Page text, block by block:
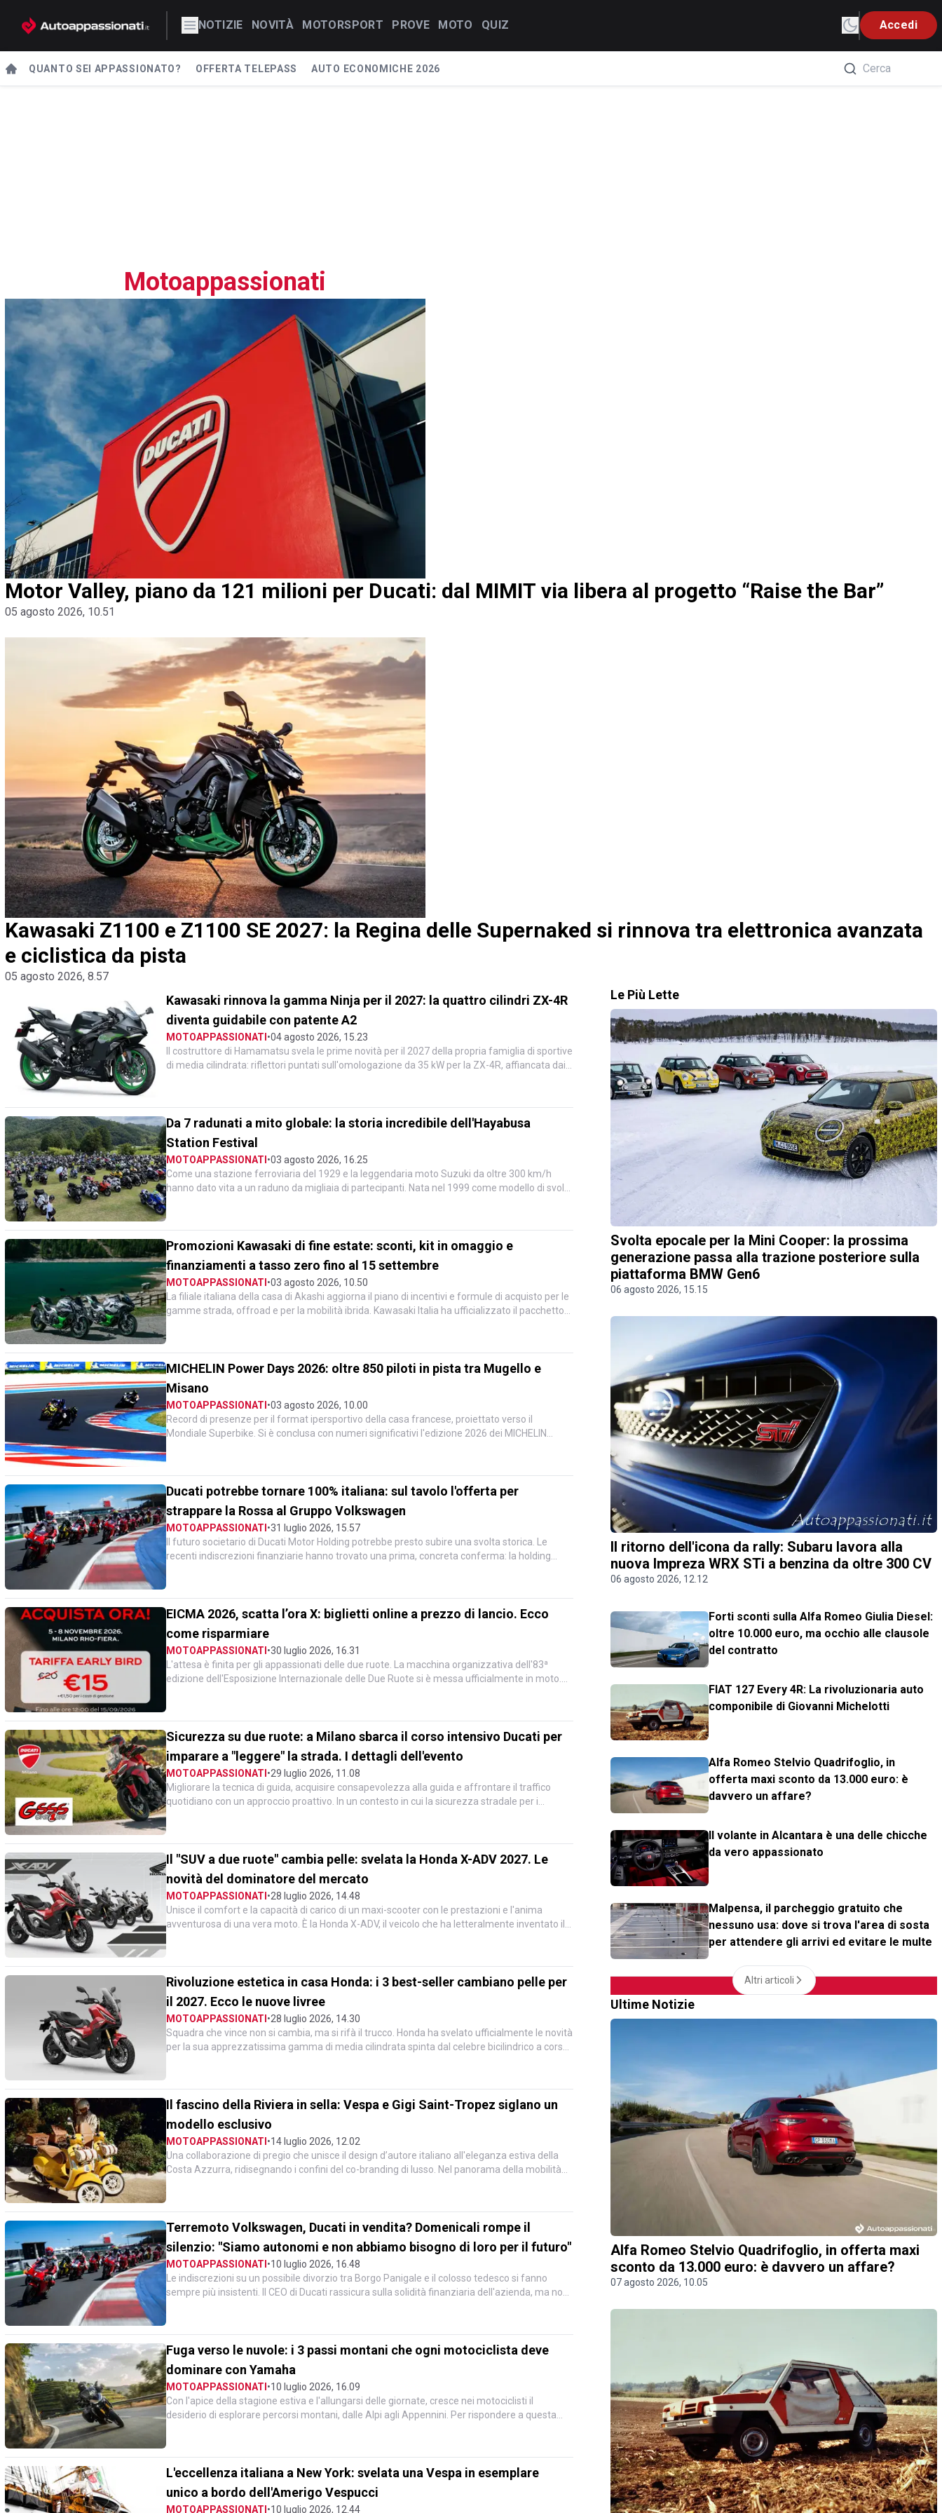
NOTIZIE NOVITÀ MOTORSPORT PROVE MOTO QUIZ Accedi
QUANTO SEI APPASSIONATO? OFFERTA TELEPASS AUTO ECONOMICHE 2026
Motoappassionati
Motor Valley, piano da 121 milioni per Ducati: dal MIMIT via libera al progetto “Raise the Bar”
05 agosto 2026, 10.51
Kawasaki Z1100 e Z1100 SE 2027: la Regina delle Supernaked si rinnova tra elettronica avanzata
e ciclistica da pista
05 agosto 2026, 8.57
Kawasaki rinnova la gamma Ninja per il 2027: la quattro cilindri ZX-4R
diventa guidabile con patente A2
MOTOAPPASSIONATI •04 agosto 2026, 15.23
Il costruttore di Hamamatsu svela le prime novità per il 2027 della propria famiglia di sportive
di media cilindrata: riflettori puntati sull'omologazione da 35 kW per la ZX-4R, affiancata dai
Da 7 radunati a mito globale: la storia incredibile dell'Hayabusa
Station Festival
MOTOAPPASSIONATI •03 agosto 2026, 16.25
Come una stazione ferroviaria del 1929 e la leggendaria moto Suzuki da oltre 300 km/h
hanno dato vita a un raduno da migliaia di partecipanti. Nata nel 1999 come modello di svolta
Promozioni Kawasaki di fine estate: sconti, kit in omaggio e
finanziamenti a tasso zero fino al 15 settembre
MOTOAPPASSIONATI •03 agosto 2026, 10.50
La filiale italiana della casa di Akashi aggiorna il piano di incentivi e formule di acquisto per le
gamme strada, offroad e per la mobilità ibrida. Kawasaki Italia ha ufficializzato il pacchetto
MICHELIN Power Days 2026: oltre 850 piloti in pista tra Mugello e
Misano
MOTOAPPASSIONATI •03 agosto 2026, 10.00
Record di presenze per il format ipersportivo della casa francese, proiettato verso il
Mondiale Superbike. Si è conclusa con numeri significativi l'edizione 2026 dei MICHELIN
Ducati potrebbe tornare 100% italiana: sul tavolo l'offerta per
strappare la Rossa al Gruppo Volkswagen
MOTOAPPASSIONATI •31 luglio 2026, 15.57
Il futuro societario di Ducati Motor Holding potrebbe presto subire una svolta storica. Le
recenti indiscrezioni finanziarie hanno trovato una prima, concreta conferma: la holding
EICMA 2026, scatta l’ora X: biglietti online a prezzo di lancio. Ecco
come risparmiare
MOTOAPPASSIONATI •30 luglio 2026, 16.31
L'attesa è finita per gli appassionati delle due ruote. La macchina organizzativa dell'83ª
edizione dell'Esposizione Internazionale delle Due Ruote si è messa ufficialmente in moto.
Sicurezza su due ruote: a Milano sbarca il corso intensivo Ducati per
imparare a "leggere" la strada. I dettagli dell'evento
MOTOAPPASSIONATI •29 luglio 2026, 11.08
Migliorare la tecnica di guida, acquisire consapevolezza alla guida e affrontare il traffico
quotidiano con un approccio proattivo. In un contesto in cui la sicurezza stradale per i
Il "SUV a due ruote" cambia pelle: svelata la Honda X-ADV 2027. Le
novità del dominatore del mercato
MOTOAPPASSIONATI •28 luglio 2026, 14.48
Unisce il comfort e la capacità di carico di un maxi-scooter con le prestazioni e l'anima
avventurosa di una vera moto. È la Honda X-ADV, il veicolo che ha letteralmente inventato il
Rivoluzione estetica in casa Honda: i 3 best-seller cambiano pelle per
il 2027. Ecco le nuove livree
MOTOAPPASSIONATI •28 luglio 2026, 14.30
Squadra che vince non si cambia, ma si rifà il trucco. Honda ha svelato ufficialmente le novità
per la sua apprezzatissima gamma di media cilindrata spinta dal celebre bicilindrico a corsa
Il fascino della Riviera in sella: Vespa e Gigi Saint-Tropez siglano un
modello esclusivo
MOTOAPPASSIONATI •14 luglio 2026, 12.02
Una collaborazione di pregio che unisce il design d’autore italiano all'eleganza estiva della
Costa Azzurra, ridisegnando i confini del co-branding di lusso. Nel panorama della mobilità
Terremoto Volkswagen, Ducati in vendita? Domenicali rompe il
silenzio: "Siamo autonomi e non abbiamo bisogno di loro per il futuro"
MOTOAPPASSIONATI •10 luglio 2026, 16.48
Le indiscrezioni su un possibile divorzio tra Borgo Panigale e il colosso tedesco si fanno
sempre più insistenti. Il CEO di Ducati rassicura sulla solidità finanziaria dell'azienda, ma non
Fuga verso le nuvole: i 3 passi montani che ogni motociclista deve
dominare con Yamaha
MOTOAPPASSIONATI •10 luglio 2026, 16.09
Con l'apice della stagione estiva e l'allungarsi delle giornate, cresce nei motociclisti il
desiderio di esplorare percorsi montani, dalle Alpi agli Appennini. Per rispondere a questa
L'eccellenza italiana a New York: svelata una Vespa in esemplare
unico a bordo dell'Amerigo Vespucci
MOTOAPPASSIONATI •10 luglio 2026, 12.44
Le Più Lette
Svolta epocale per la Mini Cooper: la prossima
generazione passa alla trazione posteriore sulla
piattaforma BMW Gen6
06 agosto 2026, 15.15
Il ritorno dell'icona da rally: Subaru lavora alla
nuova Impreza WRX STi a benzina da oltre 300 CV
06 agosto 2026, 12.12
Forti sconti sulla Alfa Romeo Giulia Diesel:
oltre 10.000 euro, ma occhio alle clausole
del contratto
FIAT 127 Every 4R: La rivoluzionaria auto
componibile di Giovanni Michelotti
Alfa Romeo Stelvio Quadrifoglio, in
offerta maxi sconto da 13.000 euro: è
davvero un affare?
Il volante in Alcantara è una delle chicche
da vero appassionato
Malpensa, il parcheggio gratuito che
nessuno usa: dove si trova l'area di sosta
per attendere gli arrivi ed evitare le multe
Altri articoli
Ultime Notizie
Alfa Romeo Stelvio Quadrifoglio, in offerta maxi
sconto da 13.000 euro: è davvero un affare?
07 agosto 2026, 10.05